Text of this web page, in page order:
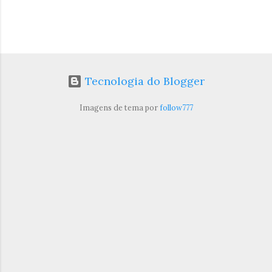
Tecnologia do Blogger
Imagens de tema porfollow777